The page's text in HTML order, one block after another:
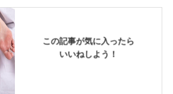
この記事が気に入ったら
いいねしよう！